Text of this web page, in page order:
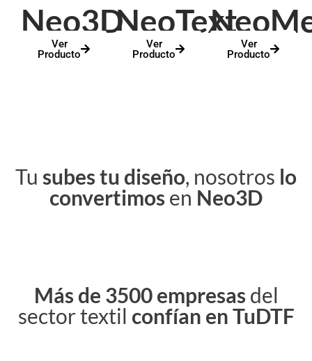
Neo3D
Ver
Producto
NeoText
Ver
Producto
Ver
Producto
Tu subes tu diseño, nosotros lo
convertimos en Neo3D
Más de 3500 empresas del
sector textil confían en TuDTF